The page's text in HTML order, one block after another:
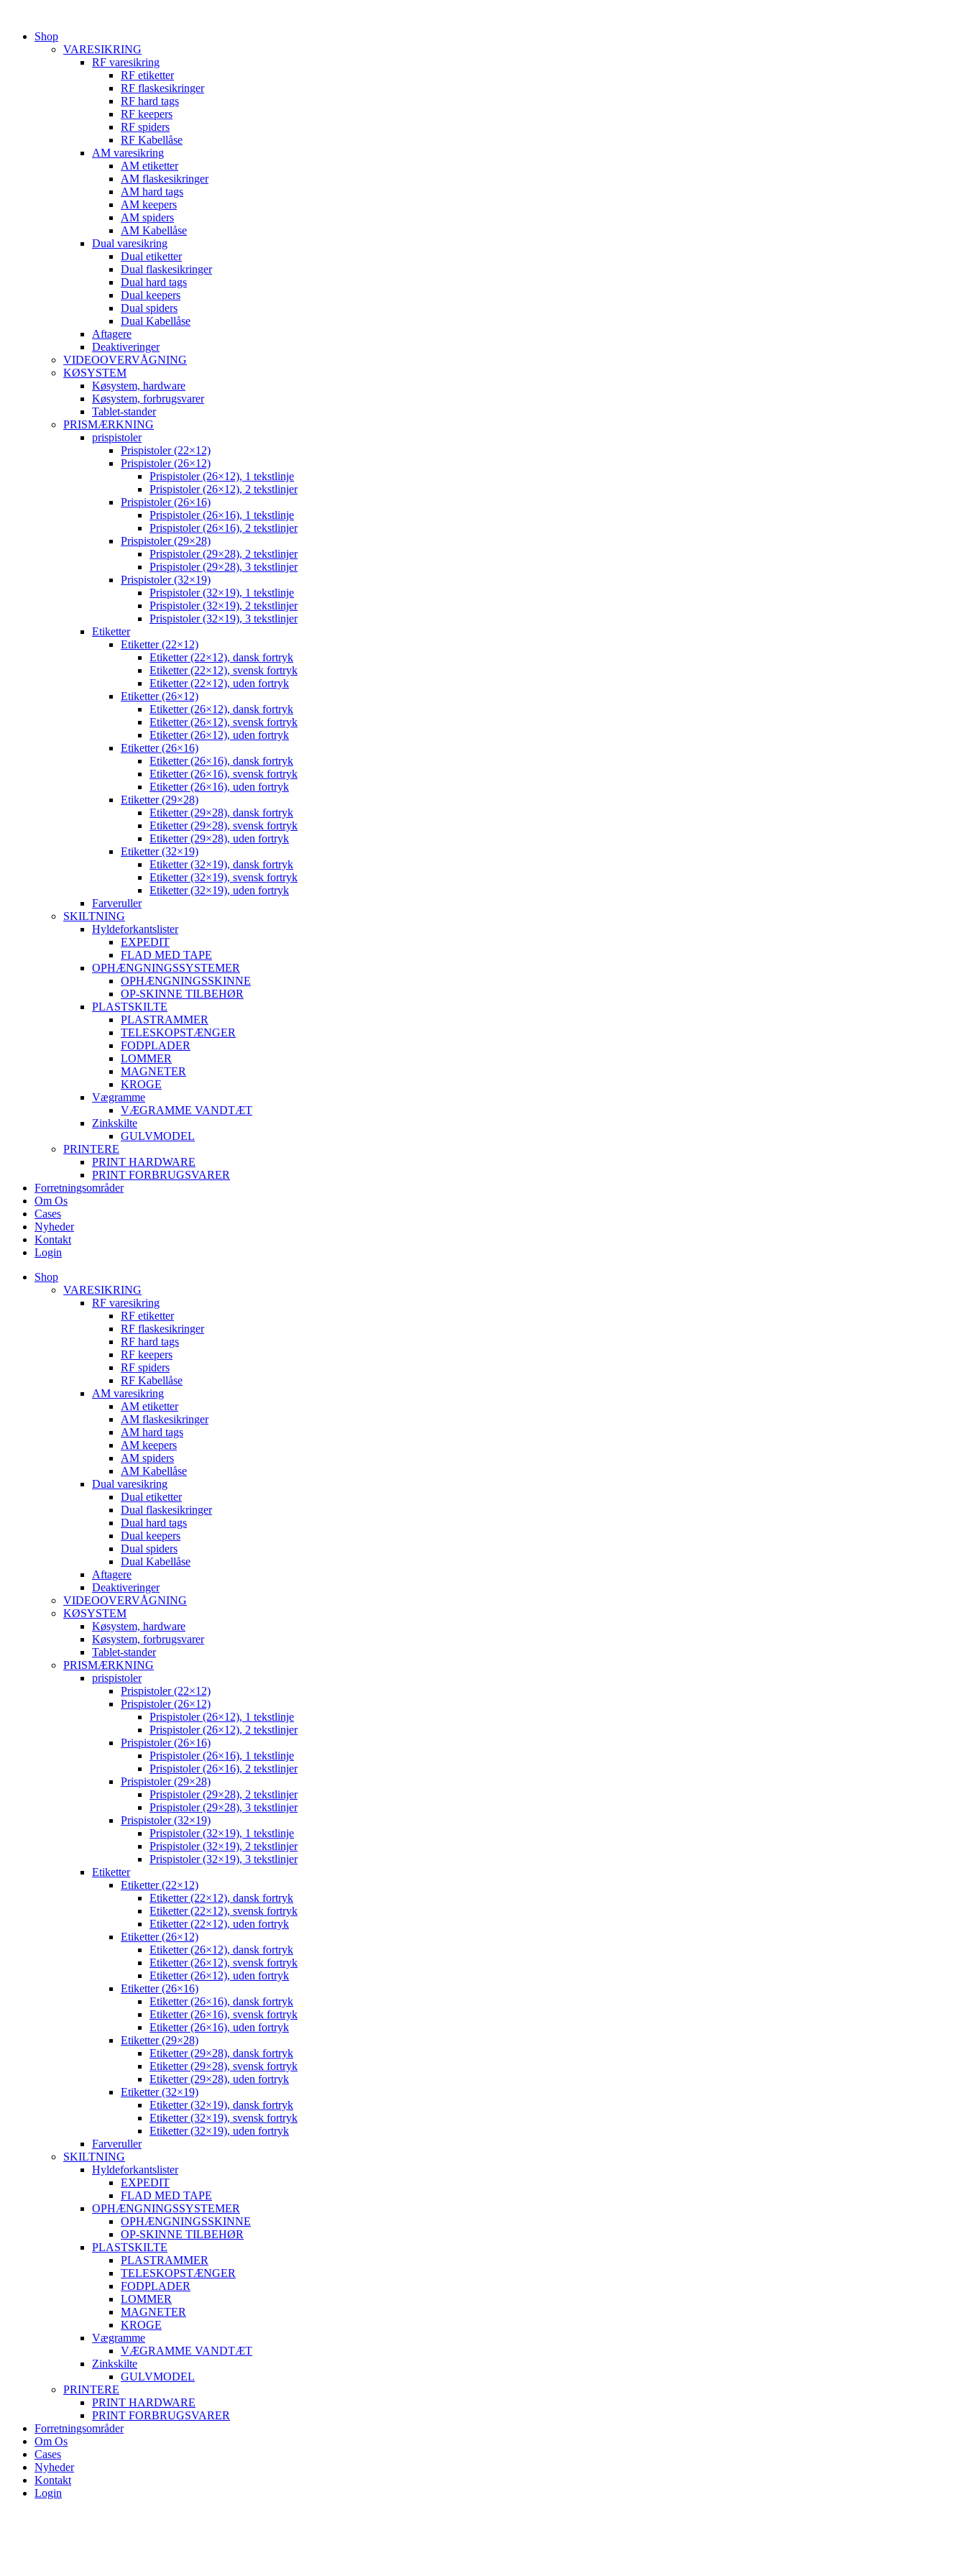
indholdShop
VARESIKRING
RF varesikring
RF etiketter
RF flaskesikringer
RF hard tags
RF keepers
RF spiders
RF Kabellåse
AM varesikring
AM etiketter
AM flaskesikringer
AM hard tags
AM keepers
AM spiders
AM Kabellåse
Dual varesikring
Dual etiketter
Dual flaskesikringer
Dual hard tags
Dual keepers
Dual spiders
Dual Kabellåse
Aftagere
Deaktiveringer
VIDEOOVERVÅGNING
KØSYSTEM
Køsystem, hardware
Køsystem, forbrugsvarer
Tablet-stander
PRISMÆRKNING
prispistoler
Prispistoler (22×12)
Prispistoler (26×12)
Prispistoler (26×12), 1 tekstlinje
Prispistoler (26×12), 2 tekstlinjer
Prispistoler (26×16)
Prispistoler (26×16), 1 tekstlinje
Prispistoler (26×16), 2 tekstlinjer
Prispistoler (29×28)
Prispistoler (29×28), 2 tekstlinjer
Prispistoler (29×28), 3 tekstlinjer
Prispistoler (32×19)
Prispistoler (32×19), 1 tekstlinje
Prispistoler (32×19), 2 tekstlinjer
Prispistoler (32×19), 3 tekstlinjer
Etiketter
Etiketter (22×12)
Etiketter (22×12), dansk fortryk
Etiketter (22×12), svensk fortryk
Etiketter (22×12), uden fortryk
Etiketter (26×12)
Etiketter (26×12), dansk fortryk
Etiketter (26×12), svensk fortryk
Etiketter (26×12), uden fortryk
Etiketter (26×16)
Etiketter (26×16), dansk fortryk
Etiketter (26×16), svensk fortryk
Etiketter (26×16), uden fortryk
Etiketter (29×28)
Etiketter (29×28), dansk fortryk
Etiketter (29×28), svensk fortryk
Etiketter (29×28), uden fortryk
Etiketter (32×19)
Etiketter (32×19), dansk fortryk
Etiketter (32×19), svensk fortryk
Etiketter (32×19), uden fortryk
Farveruller
SKILTNING
Hyldeforkantslister
EXPEDIT
FLAD MED TAPE
OPHÆNGNINGSSYSTEMER
OPHÆNGNINGSSKINNE
OP-SKINNE TILBEHØR
PLASTSKILTE
PLASTRAMMER
TELESKOPSTÆNGER
FODPLADER
LOMMER
MAGNETER
KROGE
Vægramme
VÆGRAMME VANDTÆT
Zinkskilte
GULVMODEL
PRINTERE
PRINT HARDWARE
PRINT FORBRUGSVARER
Forretningsområder
Om Os
Cases
Nyheder
Kontakt
Login
Shop
VARESIKRING
RF varesikring
RF etiketter
RF flaskesikringer
RF hard tags
RF keepers
RF spiders
RF Kabellåse
AM varesikring
AM etiketter
AM flaskesikringer
AM hard tags
AM keepers
AM spiders
AM Kabellåse
Dual varesikring
Dual etiketter
Dual flaskesikringer
Dual hard tags
Dual keepers
Dual spiders
Dual Kabellåse
Aftagere
Deaktiveringer
VIDEOOVERVÅGNING
KØSYSTEM
Køsystem, hardware
Køsystem, forbrugsvarer
Tablet-stander
PRISMÆRKNING
prispistoler
Prispistoler (22×12)
Prispistoler (26×12)
Prispistoler (26×12), 1 tekstlinje
Prispistoler (26×12), 2 tekstlinjer
Prispistoler (26×16)
Prispistoler (26×16), 1 tekstlinje
Prispistoler (26×16), 2 tekstlinjer
Prispistoler (29×28)
Prispistoler (29×28), 2 tekstlinjer
Prispistoler (29×28), 3 tekstlinjer
Prispistoler (32×19)
Prispistoler (32×19), 1 tekstlinje
Prispistoler (32×19), 2 tekstlinjer
Prispistoler (32×19), 3 tekstlinjer
Etiketter
Etiketter (22×12)
Etiketter (22×12), dansk fortryk
Etiketter (22×12), svensk fortryk
Etiketter (22×12), uden fortryk
Etiketter (26×12)
Etiketter (26×12), dansk fortryk
Etiketter (26×12), svensk fortryk
Etiketter (26×12), uden fortryk
Etiketter (26×16)
Etiketter (26×16), dansk fortryk
Etiketter (26×16), svensk fortryk
Etiketter (26×16), uden fortryk
Etiketter (29×28)
Etiketter (29×28), dansk fortryk
Etiketter (29×28), svensk fortryk
Etiketter (29×28), uden fortryk
Etiketter (32×19)
Etiketter (32×19), dansk fortryk
Etiketter (32×19), svensk fortryk
Etiketter (32×19), uden fortryk
Farveruller
SKILTNING
Hyldeforkantslister
EXPEDIT
FLAD MED TAPE
OPHÆNGNINGSSYSTEMER
OPHÆNGNINGSSKINNE
OP-SKINNE TILBEHØR
PLASTSKILTE
PLASTRAMMER
TELESKOPSTÆNGER
FODPLADER
LOMMER
MAGNETER
KROGE
Vægramme
VÆGRAMME VANDTÆT
Zinkskilte
GULVMODEL
PRINTERE
PRINT HARDWARE
PRINT FORBRUGSVARER
Forretningsområder
Om Os
Cases
Nyheder
Kontakt
Login